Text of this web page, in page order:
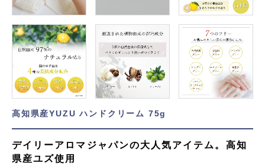
高知県産YUZU ハンドクリーム 75g
デイリーアロマジャパンの大人気アイテム。高知
県産ユズ使用